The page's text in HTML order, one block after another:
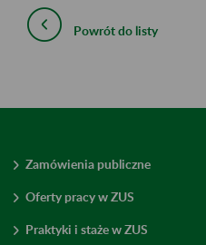
Powrót do listy
Zamówienia publiczne
Oferty pracy w ZUS
Praktyki i staże w ZUS